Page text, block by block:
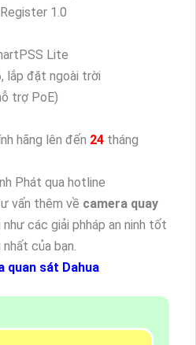
1.0
Lite
lắp đặt ngoài trời
trợ PoE)
hãng lên đến 24 tháng
Phát qua hotline
vấn thêm về camera quay
các giải phháp an ninh tốt
của bạn.
quan sát Dahua